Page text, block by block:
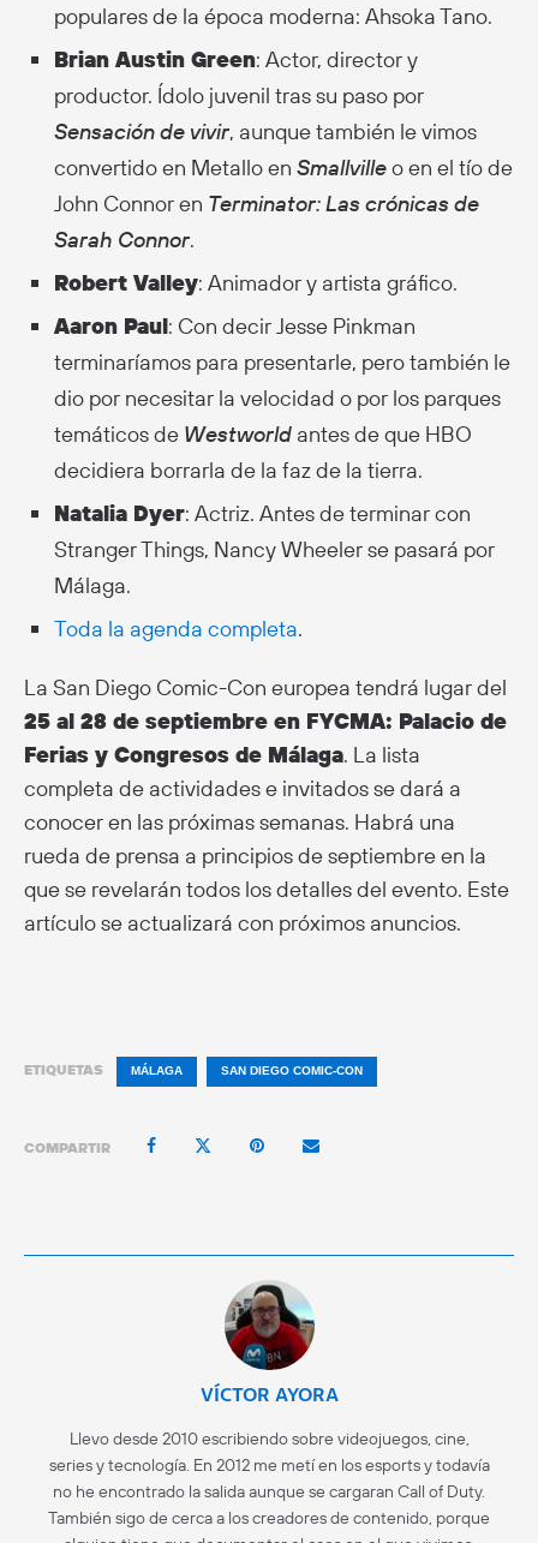
populares de la época moderna: Ahsoka Tano.
Brian Austin Green: Actor, director y
productor. Ídolo juvenil tras su paso por
Sensación de vivir, aunque también le vimos
convertido en Metallo en Smallvilleo en el tío de
John Connor en Terminator: Las crónicas de
Sarah Connor.
Robert Valley: Animador y artista gráfico.
Aaron Paul: Con decir Jesse Pinkman
terminaríamos para presentarle, pero también le
dio por necesitar la velocidad o por los parques
temáticos de Westworld antes de que HBO
decidiera borrarla de la faz de la tierra.
Natalia Dyer: Actriz. Antes de terminar con
Stranger Things, Nancy Wheeler se pasará por
Málaga.
Toda la agenda completa.
La San Diego Comic-Con europea tendrá lugar del
25 al 28 de septiembre en FYCMA: Palacio de
Ferias y Congresos de Málaga. La lista
completa de actividades e invitados se dará a
conocer en las próximas semanas. Habrá una
rueda de prensa a principios de septiembre en la
que se revelarán todos los detalles del evento. Este
artículo se actualizará con próximos anuncios.
ETIQUETAS MÁLAGA SAN DIEGO COMIC-CON
COMPARTIR
VÍCTOR AYORA
Llevo desde 2010 escribiendo sobre videojuegos, cine,
series y tecnología. En 2012 me metí en los esports y todavía
no he encontrado la salida aunque se cargaran Call of Duty.
También sigo de cerca a los creadores de contenido, porque